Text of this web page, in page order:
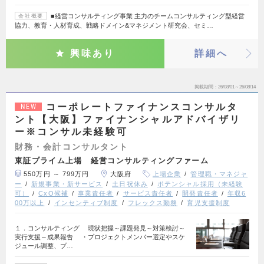
会社概要
■経営コンサルティング事業 主力のチームコンサルティング型経営
協力、教育・人材育成、戦略ドメイン&マネジメント研究会、セミ…
興味あり 詳細へ
掲載期間 26/08/01～26/08/14
NEW
コーポレートファイナンスコンサルタ
ント【大阪】ファイナンシャルアドバイザリ
ー※コンサル未経験可
財務・会計コンサルタント
東証プライム上場 経営コンサルティングファーム
550万円 ～ 799万円 大阪府 上場企業
管理職・マネジャ
ー
新規事業・新サービス 土日祝休み
ポテンシャル採用（未経験
可）
CxO候補 事業責任者 サービス責任者 開発責任者
年収6
00万以上
インセンティブ制度 フレックス勤務 育児支援制度
１．コンサルティング 現状把握～課題発見～対策検討～
実行支援～成果報告 ・プロジェクトメンバー選定やスケ
ジュール調整、プ…